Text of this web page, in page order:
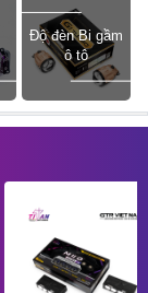
Độ đèn Bi gầm
ô tô